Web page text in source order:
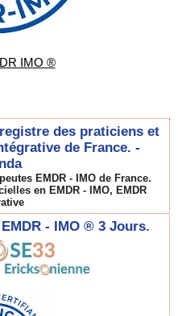
IMO ®
des praticiens et
de France. -
EMDR - IMO de France.
en EMDR - IMO, EMDR
- IMO ® 3 Jours.